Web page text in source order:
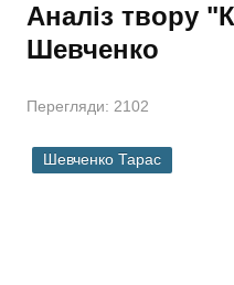
Твори англійською
Аналіз твору
Шевченко
Перегляди: 2102
Шевченко Тарас